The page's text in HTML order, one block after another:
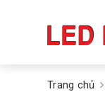
Trang chủ